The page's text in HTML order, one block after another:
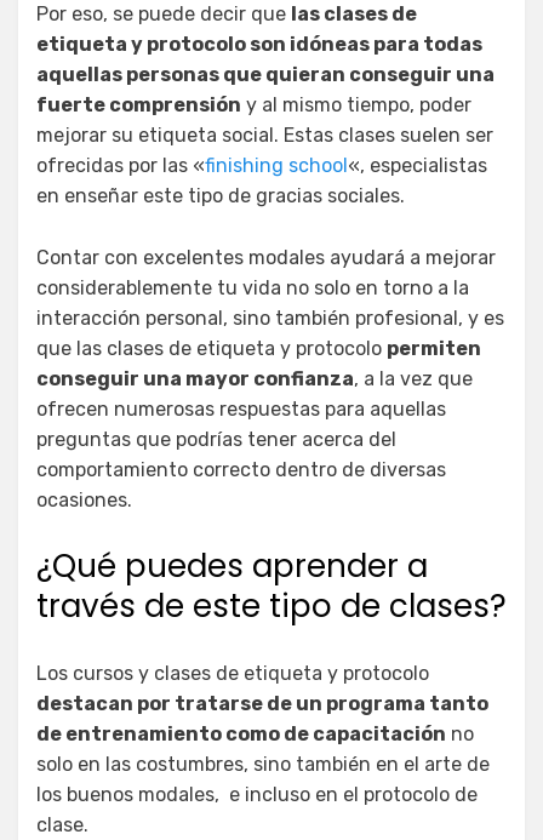
Por eso, se puede decir que las clases de
etiqueta y protocolo son idóneas para todas
aquellas personas que quieran conseguir una
fuerte comprensión y al mismo tiempo, poder
mejorar su etiqueta social. Estas clases suelen ser
ofrecidas por las «finishing school«, especialistas
en enseñar este tipo de gracias sociales.
Contar con excelentes modales ayudará a mejorar
considerablemente tu vida no solo en torno a la
interacción personal, sino también profesional, y es
que las clases de etiqueta y protocolo permiten
conseguir una mayor confianza, a la vez que
ofrecen numerosas respuestas para aquellas
preguntas que podrías tener acerca del
comportamiento correcto dentro de diversas
ocasiones.
¿Qué puedes aprender a
través de este tipo de clases?
Los cursos y clases de etiqueta y protocolo
destacan por tratarse de un programa tanto
de entrenamiento como de capacitación no
solo en las costumbres, sino también en el arte de
los buenos modales, e incluso en el protocolo de
clase.